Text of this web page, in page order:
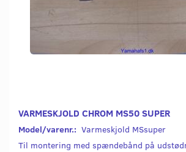
VARMESKJOLD CHROM MS50 SUPER
Model/varenr.: Varmeskjold MSsuper
Til montering med spændebånd på